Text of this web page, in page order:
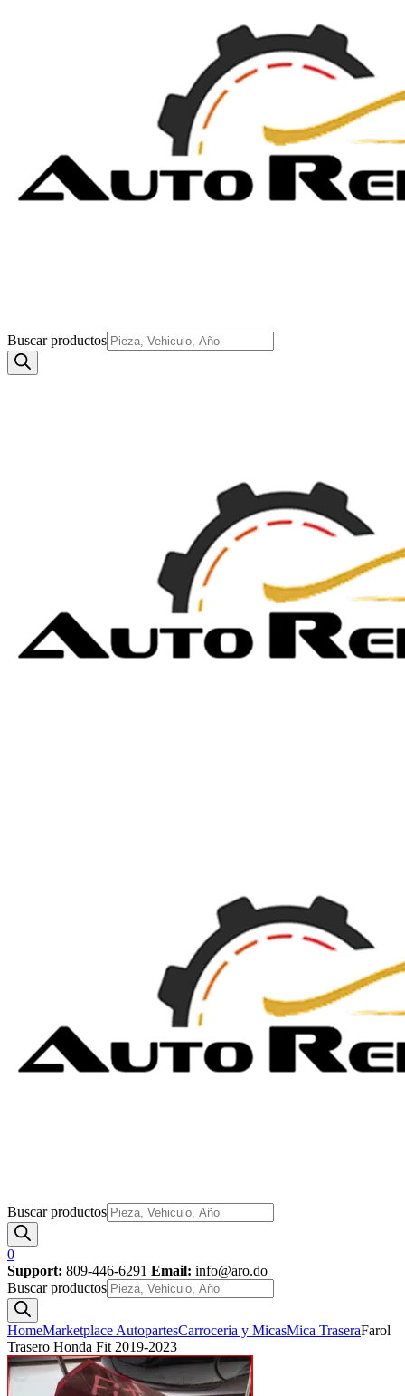
Buscar productos
Buscar productos
0
Support: 809-446-6291 Email: info@aro.do
Buscar productos
HomeMarketplace AutopartesCarroceria y MicasMica TraseraFarol
Trasero Honda Fit 2019-2023